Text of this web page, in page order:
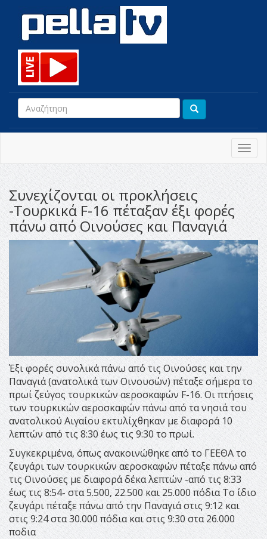
Συνεχίζονται οι προκλήσεις
-Τουρκικά F-16 πέταξαν έξι φορές
πάνω από Οινούσες και Παναγιά
Έξι φορές συνολικά πάνω από τις Οινούσες και την
Παναγιά (ανατολικά των Οινουσών) πέταξε σήμερα το
πρωί ζεύγος τουρκικών αεροσκαφών F-16. Οι πτήσεις
των τουρκικών αεροσκαφών πάνω από τα νησιά του
ανατολικού Αιγαίου εκτυλίχθηκαν με διαφορά 10
λεπτών από τις 8:30 έως τις 9:30 το πρωί.
Συγκεκριμένα, όπως ανακοινώθηκε από το ΓΕΕΘΑ το
ζευγάρι των τουρκικών αεροσκαφών πέταξε πάνω από
τις Οινούσες με διαφορά δέκα λεπτών -από τις 8:33
έως τις 8:54- στα 5.500, 22.500 και 25.000 πόδια Το ίδιο
ζευγάρι πέταξε πάνω από την Παναγιά στις 9:12 και
στις 9:24 στα 30.000 πόδια και στις 9:30 στα 26.000
ποδια